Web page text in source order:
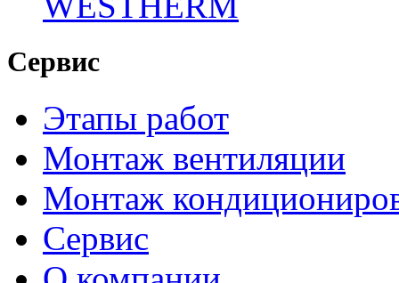
Сервис
Этапы работ
Монтаж вентиляции
Монтаж
Сервис